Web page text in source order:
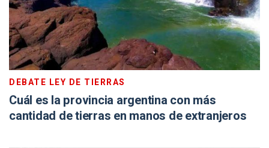
DEBATE LEY DE TIERRAS
Cuál es la provincia argentina con más
cantidad de tierras en manos de extranjeros